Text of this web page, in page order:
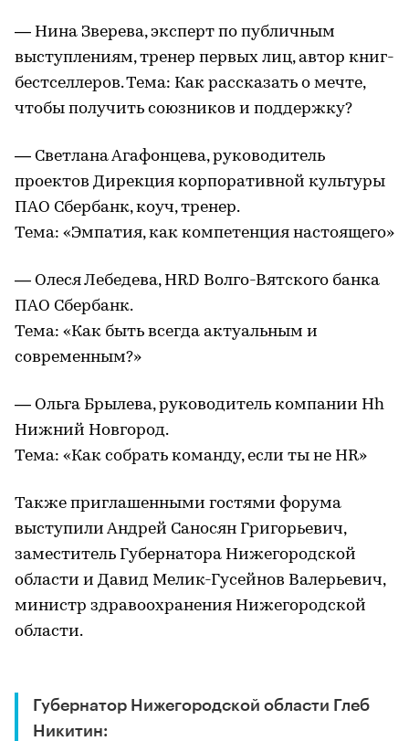
— Нина Зверева, эксперт по публичным
выступлениям, тренер первых лиц, автор книг-
бестселлеров. Тема: Как рассказать о мечте,
чтобы получить союзников и поддержку?
— Светлана Агафонцева, руководитель
проектов Дирекция корпоративной культуры
ПАО Сбербанк, коуч, тренер.
Тема: «Эмпатия, как компетенция настоящего»
— Олеся Лебедева, HRD Волго-Вятского банка
ПАО Сбербанк.
Тема: «Как быть всегда актуальным и
современным?»
— Ольга Брылева, руководитель компании Hh
Нижний Новгород.
Тема: «Как собрать команду, если ты не HR»
Также приглашенными гостями форума
выступили Андрей Саносян Григорьевич,
заместитель Губернатора Нижегородской
области и Давид Мелик-Гусейнов Валерьевич,
министр здравоохранения Нижегородской
области.
Губернатор Нижегородской области Глеб
Никитин: